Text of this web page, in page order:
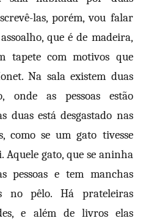
las, porém, vou falar
que é de madeira,
tapete com motivos que
Na sala existem duas
onde as pessoas estão
duas está desgastado nas
como se um gato tivesse
Aquele gato, que se aninha
pessoas e tem manchas
no pêlo. Há prateleiras
e além de livros elas